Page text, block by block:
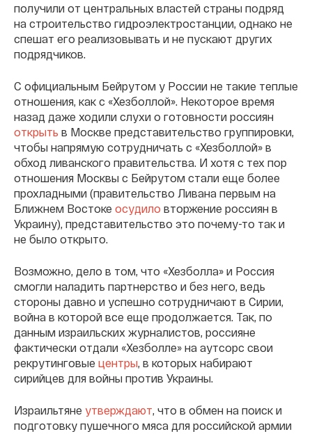
получили от центральных властей страны подряд
на строительство гидроэлектростанции, однако не
спешат его реализовывать и не пускают других
подрядчиков.
С официальным Бейрутом у России не такие теплые
отношения, как с «Хезболлой». Некоторое время
назад даже ходили слухи о готовности россиян
открыть в Москве представительство группировки,
чтобы напрямую сотрудничать с «Хезболлой» в
обход ливанского правительства. И хотя с тех пор
отношения Москвы с Бейрутом стали еще более
прохладными (правительство Ливана первым на
Ближнем Востоке осудило вторжение россиян в
Украину), представительство это почему-то так и
не было открыто.
Возможно, дело в том, что «Хезболла» и Россия
смогли наладить партнерство и без него, ведь
стороны давно и успешно сотрудничают в Сирии,
война в которой все еще продолжается. Так, по
данным израильских журналистов, россияне
фактически отдали «Хезболле» на аутсорс свои
рекрутинговые центры , в которых набирают
сирийцев для войны против Украины.
Израильтяне утверждают , что в обмен на поиск и
подготовку пушечного мяса для российской армии